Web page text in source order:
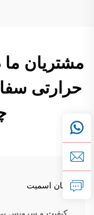
مشتریان
حرارتی
جان اسمیت